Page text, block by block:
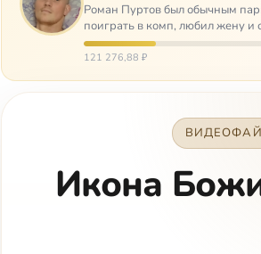
Роман Пуртов был обычным
поиграть в комп, любил жену и
автоаварии и тепе…
121 276,88 ₽
Икона